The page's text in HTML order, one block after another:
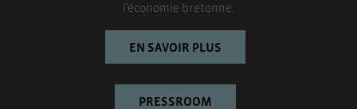
l’économie bretonne.
EN SAVOIR PLUS
PRESSROOM